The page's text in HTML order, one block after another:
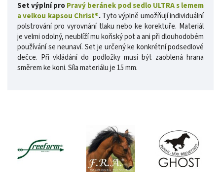
Set výplní proPravý beránek pod sedlo ULTRA s lemem
a velkou kapsou Christ®.Tyto výplně umožňují individuální
polstrování pro vyrovnání tlaku nebo ke korektuře. Materiál
je velmi odolný, neublíží mu koňský pot a ani při dlouhodobém
používání se neunaví. Set je určený ke konkrétní podsedlové
dečce. Při vkládání do podložky musí být zaoblená hrana
směrem ke koni. Síla materiálu je 15 mm.